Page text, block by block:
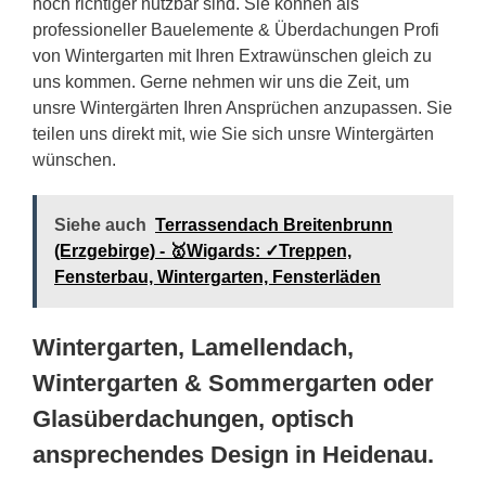
noch richtiger nutzbar sind. Sie können als
professioneller Bauelemente & Überdachungen Profi
von Wintergarten mit Ihren Extrawünschen gleich zu
uns kommen. Gerne nehmen wir uns die Zeit, um
unsre Wintergärten Ihren Ansprüchen anzupassen. Sie
teilen uns direkt mit, wie Sie sich unsre Wintergärten
wünschen.
Siehe auch Terrassendach Breitenbrunn
(Erzgebirge) - 🥇Wigards: ✓Treppen,
Fensterbau, Wintergarten, Fensterläden
Wintergarten, Lamellendach,
Wintergarten & Sommergarten oder
Glasüberdachungen, optisch
ansprechendes Design in Heidenau.